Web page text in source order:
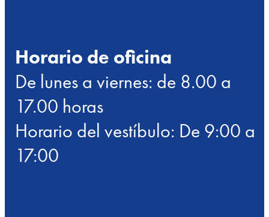
Horario de oficina
De lunes a viernes: de 8.00 a
17.00 horas
Horario del vestíbulo: De 9:00 a
17:00